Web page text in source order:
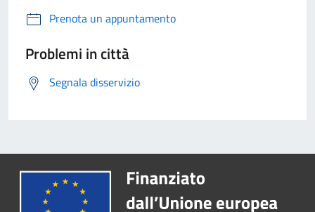
Prenota un appuntamento
Problemi in città
Segnala disservizio